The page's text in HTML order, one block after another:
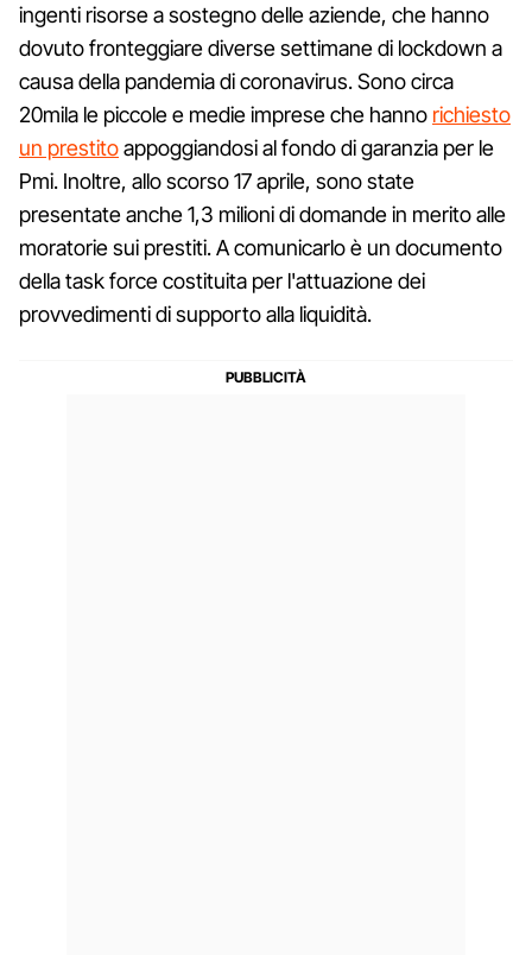
ingenti risorse a sostegno delle aziende, che hanno
dovuto fronteggiare diverse settimane di lockdown a
causa della pandemia di coronavirus. Sono circa
20mila le piccole e medie imprese che hanno richiesto
un prestitoappoggiandosi al fondo di garanzia per le
Pmi. Inoltre, allo scorso 17 aprile, sono state
presentate anche 1,3 milioni di domande in merito alle
moratorie sui prestiti. A comunicarlo è un documento
della task force costituita per l'attuazione dei
provvedimenti di supporto alla liquidità.